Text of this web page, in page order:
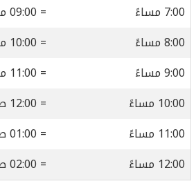
7:00 مساءً
= 09:00 مساءً
8:00 مساءً
= 10:00 مساءً
9:00 مساءً
= 11:00 مساءً
10:00 مساءً
= 12:00 صباحاً
11:00 مساءً
= 01:00 صباحاً
12:00 مساءً
= 02:00 صباحاً